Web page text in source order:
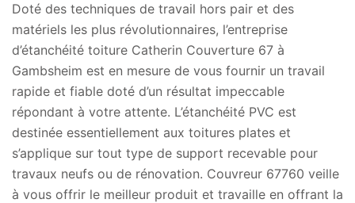
Doté des techniques de travail hors pair et des
matériels les plus révolutionnaires, l’entreprise
d’étanchéité toiture Catherin Couverture 67 à
Gambsheim est en mesure de vous fournir un travail
rapide et fiable doté d’un résultat impeccable
répondant à votre attente. L’étanchéité PVC est
destinée essentiellement aux toitures plates et
s’applique sur tout type de support recevable pour
travaux neufs ou de rénovation. Couvreur 67760 veille
à vous offrir le meilleur produit et travaille en offrant la